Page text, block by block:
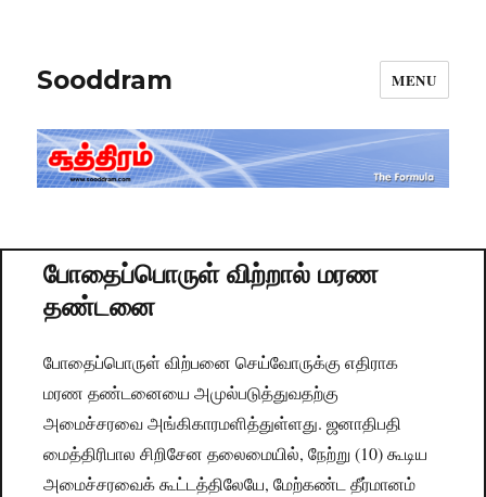
Sooddram MENU
போதைப்பொருள் விற்றால் மரண
தண்டனை
போதைப்பொருள் விற்பனை செய்வோருக்கு எதிராக
மரண தண்டனையை அமுல்படுத்துவதற்கு
அமைச்சரவை அங்கிகாரமளித்துள்ளது. ஜனாதிபதி
மைத்திரிபால சிறிசேன தலைமையில், நேற்று (10) கூடிய
அமைச்சரவைக் கூட்டத்திலேயே, மேற்கண்ட தீர்மானம்